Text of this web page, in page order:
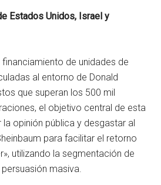
Estados Unidos, Israel y
de unidades de
al entorno de Donald
que superan los 500 mil
el objetivo central de esta
la opinión pública y desgastar al
para facilitar el retorno
utilizando la segmentación de
masiva.